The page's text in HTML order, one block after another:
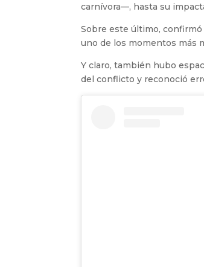
carnívora—, hasta su
Sobre este último,
uno de los momentos más
Y claro, también hubo
del conflicto y reconoció